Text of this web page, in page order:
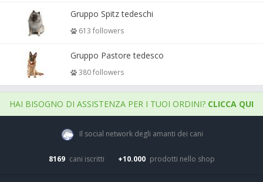
Gruppo Spitz tedeschi
613 followers
Gruppo Pastore tedesco
380 followers
HAI BISOGNO DI ASSISTENZA PER I TUOI ORDINI? CLICCA QUI
Il social network degli amanti dei cani
8169 cani iscritti +10.000 prodotti nello shop